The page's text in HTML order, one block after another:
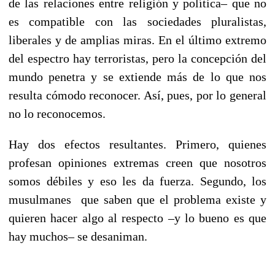
de las relaciones entre religión y política– que no
es compatible con las sociedades pluralistas,
liberales y de amplias miras. En el último extremo
del espectro hay terroristas, pero la concepción del
mundo penetra y se extiende más de lo que nos
resulta cómodo reconocer. Así, pues, por lo general
no lo reconocemos.
Hay dos efectos resultantes. Primero, quienes
profesan opiniones extremas creen que nosotros
somos débiles y eso les da fuerza. Segundo, los
musulmanes que saben que el problema existe y
quieren hacer algo al respecto –y lo bueno es que
hay muchos– se desaniman.